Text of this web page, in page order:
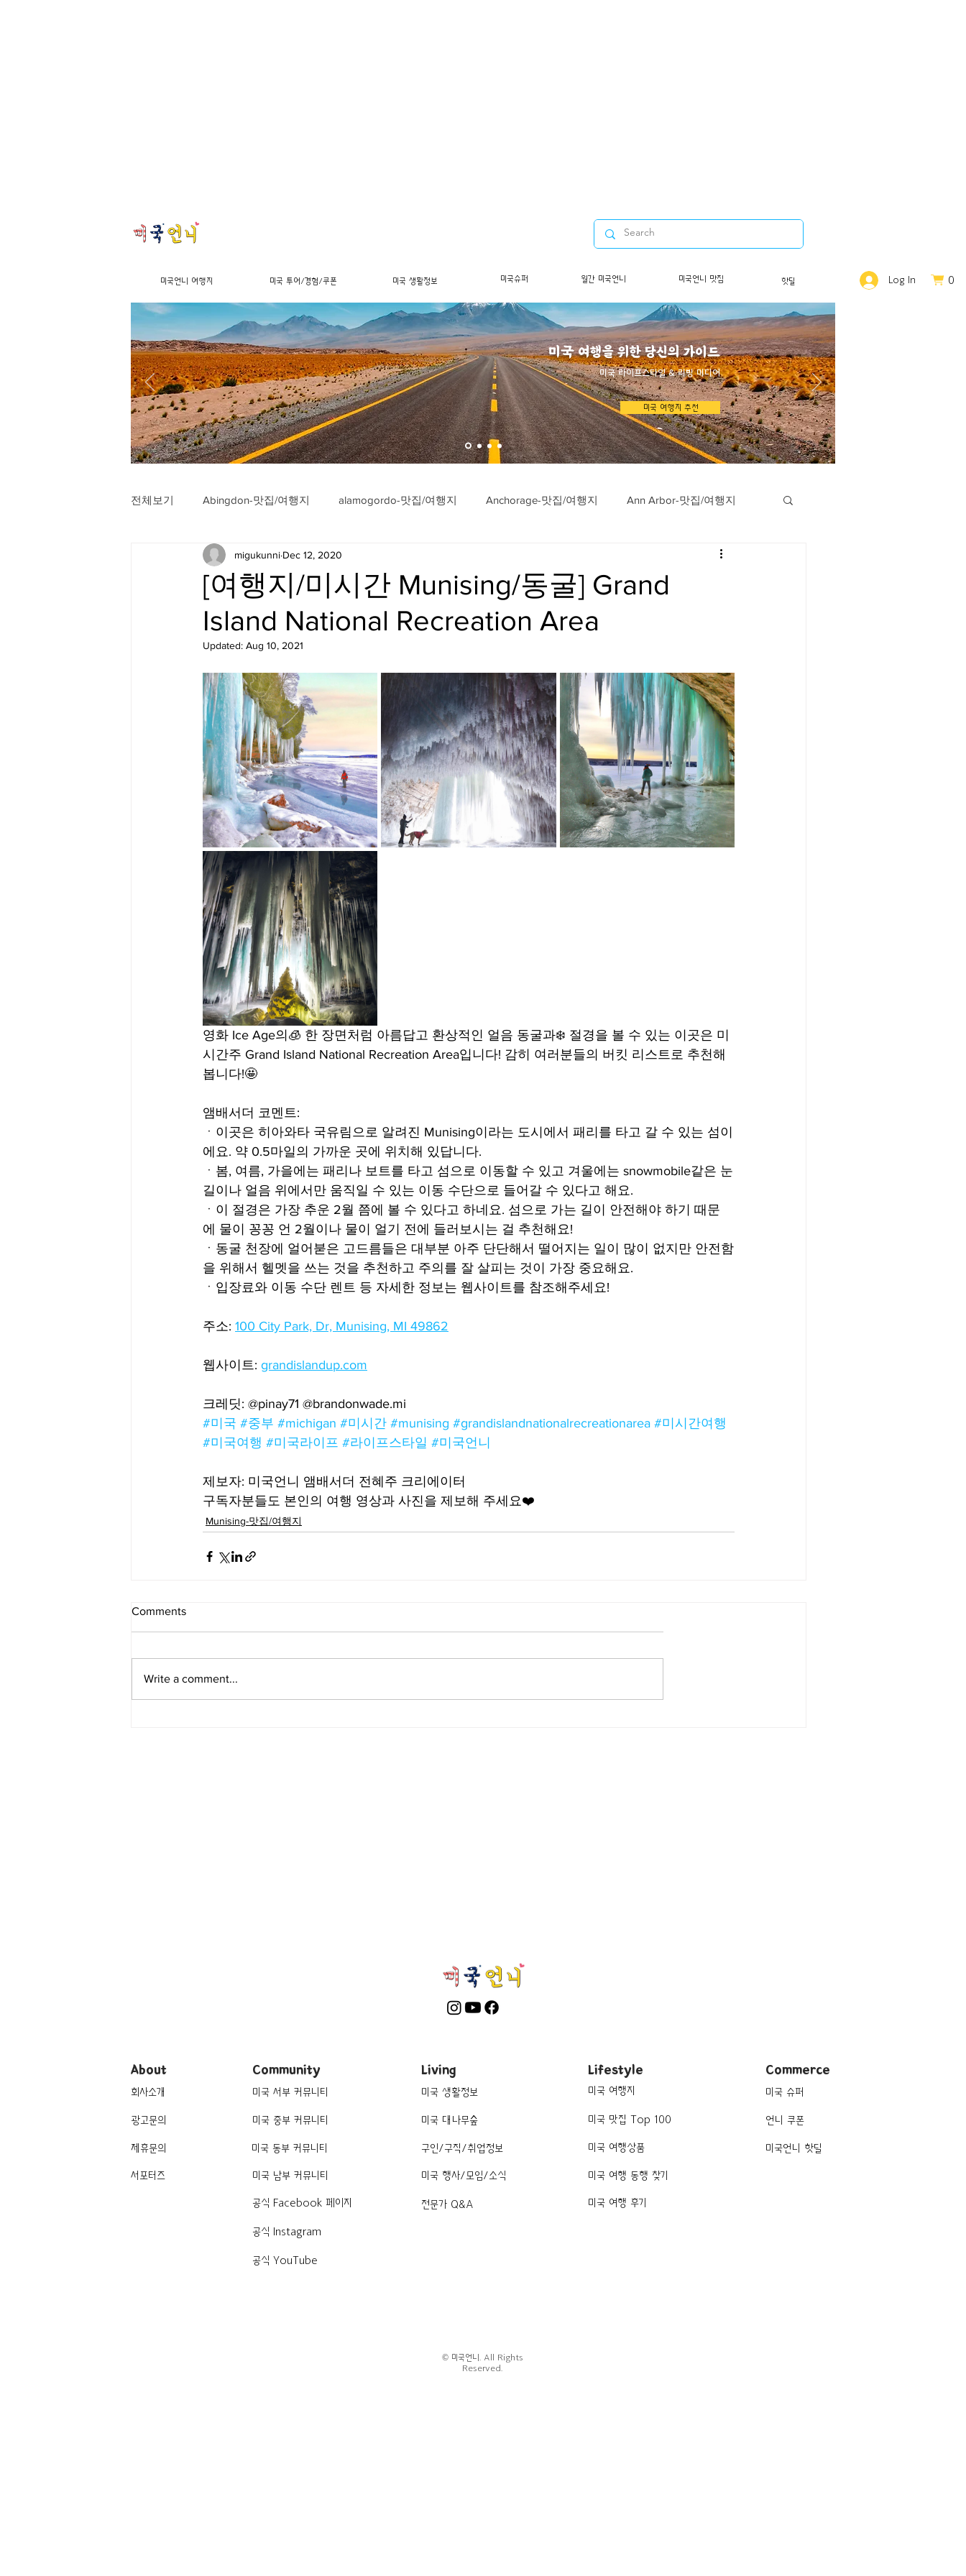
미국 여행을 위한 당신의 가이드
​미국 라이프스타일 & 리빙 미디어
미국 여행지 추천
전체보기 Abingdon-맛집/여행지 alamogordo-맛집/여행지 Anchorage-맛집/여행지 Ann Arbor-맛집/여행지
Arlington-맛집/여행지 Arlington-맛집/여행지 Austin-맛집/여행지
Badlands-맛집/여행지 Baltimore-맛집/여행지 Bar Harbor-맛집/여행지 Baraboo-맛집/여행지
Big Bend-맛집/여행지 Bloomfield-맛집/여행지 Bloomington-맛집/여행지 Boone-맛집/여행지
Boston-맛집/여행지 Boulder City-맛집/여행지 Brawley-맛집/여행지 Bretton Woods-맛집/여행지
Bronx-맛집/여행지 Bryce Canyon-맛집/여행지 Buena Park-맛집/여행지 Calipatria-맛집/여행지
Cambridge-맛집/여행지 Campton-맛집/여행지 Campton-맛집/여행지 Cascade Locks-맛집/여행지
Centerport-맛집/여행지
[여행지/미시간 Munising/동굴] Grand
Island National Recreation Area
migukunni Dec 12, 2020
Updated: Aug 10, 2021
영화 Ice Age의🧊 한 장면처럼 아름답고 환상적인 얼음 동굴과❄️ 절경을 볼 수 있는 이곳은 미
시간주 Grand Island National Recreation Area입니다! 감히 여러분들의 버킷 리스트로 추천해
봅니다!🤩
앰배서더 코멘트:
ㆍ이곳은 히아와타 국유림으로 알려진 Munising이라는 도시에서 패리를 타고 갈 수 있는 섬이
에요. 약 0.5마일의 가까운 곳에 위치해 있답니다.
ㆍ봄, 여름, 가을에는 패리나 보트를 타고 섬으로 이동할 수 있고 겨울에는 snowmobile같은 눈
길이나 얼음 위에서만 움직일 수 있는 이동 수단으로 들어갈 수 있다고 해요.
ㆍ이 절경은 가장 추운 2월 쯤에 볼 수 있다고 하네요. 섬으로 가는 길이 안전해야 하기 때문
에 물이 꽁꽁 언 2월이나 물이 얼기 전에 들러보시는 걸 추천해요!
ㆍ동굴 천장에 얼어붇은 고드름들은 대부분 아주 단단해서 떨어지는 일이 많이 없지만 안전함
을 위해서 헬멧을 쓰는 것을 추천하고 주의를 잘 살피는 것이 가장 중요해요.
ㆍ입장료와 이동 수단 렌트 등 자세한 정보는 웹사이트를 참조해주세요!
주소: 100 City Park, Dr, Munising, MI 49862
웹사이트: grandislandup.com
크레딧: @pinay71 @brandonwade.mi
#미국 #중부 #michigan #미시간 #munising #grandislandnationalrecreationarea #미시간여행
#미국여행 #미국라이프 #라이프스타일 #미국언니
제보자: 미국언니 앰배서더 전혜주 크리에이터
구독자분들도 본인의 여행 영상과 사진을 제보해 주세요❤️
Munising-맛집/여행지
Comments
Write a comment...
미국언니 여행지 미국 투어/경험/쿠폰 미국 생활정보 미국슈퍼 월간 미국언니 미국언니 맛집 핫딜 Log In 0
About
회사소개
광고문의
제휴문의
서포터즈
Community
미국 서부 커뮤니티
미국 중부 커뮤니티
미국 동부 커뮤니티
미국 남부 커뮤니티
공식 Facebook 페이지
공식 Instagram
공식 YouTube
Living
미국 생활정보
미국 대나무숲
구인/구직/취업정보
미국 행사/모임/소식
전문가 Q&A
Lifestyle
미국 여행지
미국 맛집 Top 100
미국 여행상품
미국 여행 동행 찾기
미국 여행 후기
Commerce
미국 슈퍼
언니 쿠폰
미국언니 핫딜
© 미국언니. All Rights
Reserved.